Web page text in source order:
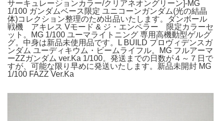
サーキュレーションカラー/クリアネオングリーン]-MG
1/100 ガンダムベース限定 ユニコーンガンダム(光の結晶
体)コレクション整理のため出品いたします。ダンボール
戦機 アキレス Vモード & ジ・エンペラー 限定カラーセ
ット。MG 1/100 ユーマライトニング 専用高機動型ゲルグ
グ。中身は新品未使用品です。L BUILD プロヴィデンスガ
ンダム ユーディキウム・ビームライフル。MG フルアーマ
ーZZガンダム ver.Ka 1/100。発送までの日数が４～７日で
すが、可能な限り早めに発送いたします。新品未開封 MG
1/100 FAZZ Ver.Ka